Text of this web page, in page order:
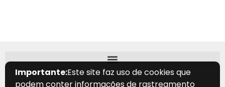
Importante:Este site faz uso de cookies que
podem conter informações de rastreamento